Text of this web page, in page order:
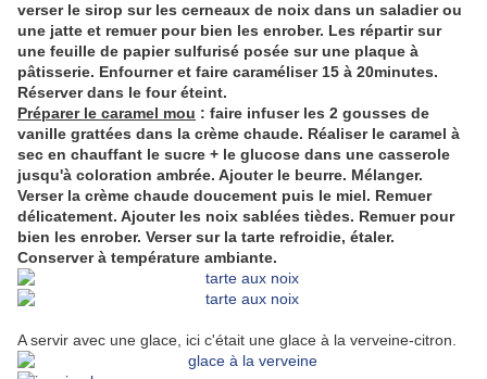
verser le sirop sur les cerneaux de noix dans un saladier ou
une jatte et remuer pour bien les enrober. Les répartir sur
une feuille de papier sulfurisé posée sur une plaque à
pâtisserie. Enfourner et faire caraméliser 15 à 20minutes.
Réserver dans le four éteint.
Préparer le caramel mou : faire infuser les 2 gousses de
vanille grattées dans la crème chaude. Réaliser le caramel à
sec en chauffant le sucre + le glucose dans une casserole
jusqu'à coloration ambrée. Ajouter le beurre. Mélanger.
Verser la crème chaude doucement puis le miel. Remuer
délicatement. Ajouter les noix sablées tièdes. Remuer pour
bien les enrober. Verser sur la tarte refroidie, étaler.
Conserver à température ambiante.
A servir avec une glace, ici c'était une glace à la verveine-citron.